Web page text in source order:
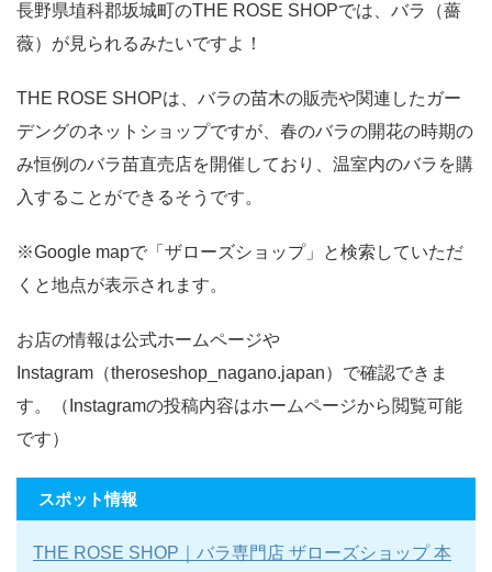
長野県埴科郡坂城町のTHE ROSE SHOPでは、バラ（薔
薇）が見られるみたいですよ！
THE ROSE SHOPは、バラの苗木の販売や関連したガー
デングのネットショップですが、春のバラの開花の時期の
み恒例のバラ苗直売店を開催しており、温室内のバラを購
入することができるそうです。
※Google mapで「ザローズショップ」と検索していただ
くと地点が表示されます。
お店の情報は公式ホームページや
Instagram（theroseshop_nagano.japan）で確認できま
す。（Instagramの投稿内容はホームページから閲覧可能
です）
スポット情報
THE ROSE SHOP｜バラ専門店 ザローズショップ 本